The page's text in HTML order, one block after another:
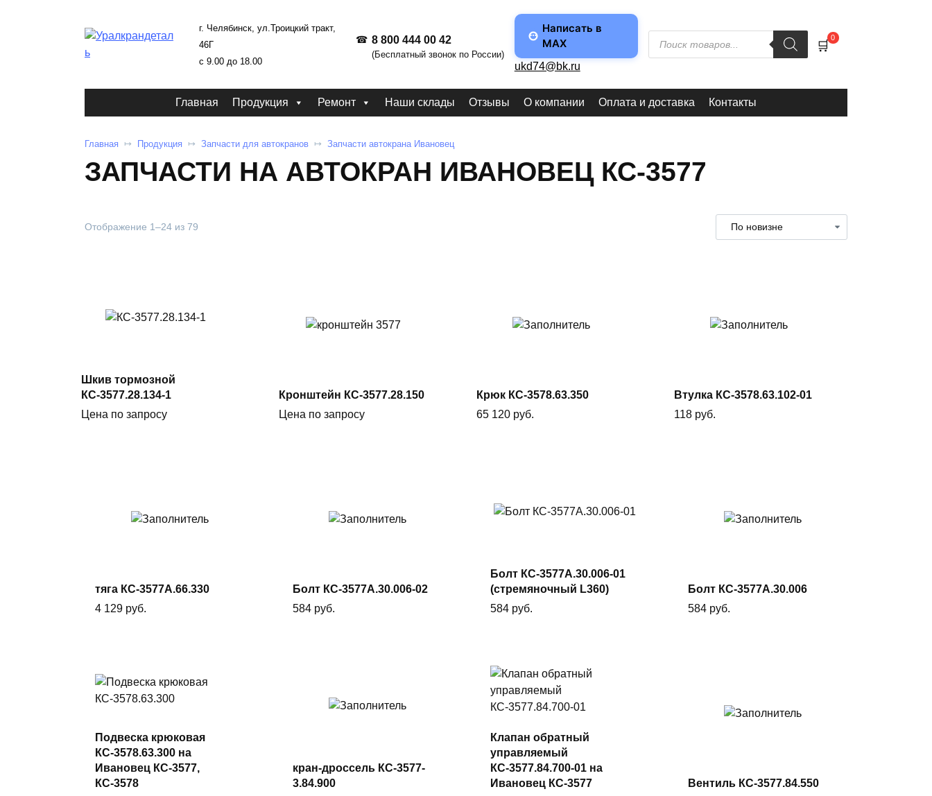
г. Челябинск, ул.Троицкий тракт,
46Г
c 9.00 до 18.00
8 800 444 00 42
(Бесплатный звонок по России)
Написать в
MAX
ukd74@bk.ru
0
Главная Продукция Ремонт Наши склады Отзывы О компании Оплата и доставка Контакты
Главная Продукция Запчасти для автокранов Запчасти автокрана Ивановец
ЗАПЧАСТИ НА АВТОКРАН ИВАНОВЕЦ КС-3577
Отображение 1–24 из 79
Шкив тормозной
КС-3577.28.134-1
Цена по запросу
Кронштейн КС-3577.28.150
Цена по запросу
Крюк КС-3578.63.350
65 120 руб.
Втулка КС-3578.63.102-01
118 руб.
тяга КС-3577А.66.330
4 129 руб.
Болт КС-3577А.30.006-02
584 руб.
Болт КС-3577А.30.006-01
(стремяночный L360)
584 руб.
Болт КС-3577А.30.006
584 руб.
В корзину
Подвеска крюковая
КС-3578.63.300 на
Ивановец КС-3577,
КС-3578
кран-дроссель КС-3577-
3.84.900
В корзину
Клапан обратный
управляемый
КС-3577.84.700-01 на
Ивановец КС-3577
Вентиль КС-3577.84.550